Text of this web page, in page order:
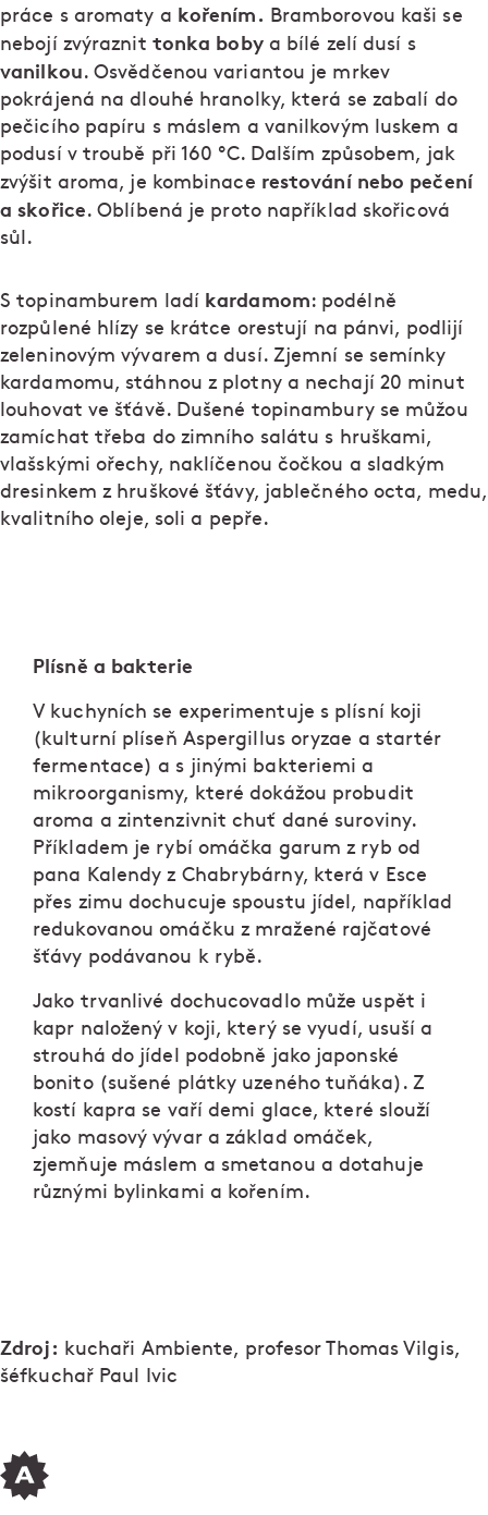
práce s aromaty a kořením. Bramborovou kaši se
nebojí zvýraznit tonka bobya bílé zelí dusí s
vanilkou. Osvědčenou variantou je mrkev
pokrájená na dlouhé hranolky, která se zabalí do
pečicího papíru s máslem a vanilkovým luskem a
podusí v troubě při 160 ºC. Dalším způsobem, jak
zvýšit aroma, je kombinace restování nebo pečení
a skořice. Oblíbená je proto například skořicová
sůl.
S topinamburem ladí kardamom: podélně
rozpůlené hlízy se krátce orestují na pánvi, podlijí
zeleninovým vývarem a dusí. Zjemní se semínky
kardamomu, stáhnou z plotny a nechají 20 minut
louhovat ve šťávě. Dušené topinambury se můžou
zamíchat třeba do zimního salátu s hruškami,
vlašskými ořechy, naklíčenou čočkou a sladkým
dresinkem z hruškové šťávy, jablečného octa, medu,
kvalitního oleje, soli a pepře.
Plísně a bakterie
V kuchyních se experimentuje s plísní koji
(kulturní plíseň Aspergillus oryzae a startér
fermentace) a s jinými bakteriemi a
mikroorganismy, které dokážou probudit
aroma a zintenzivnit chuť dané suroviny.
Příkladem je rybí omáčka garum z ryb od
pana Kalendy z Chabrybárny, která v Esce
přes zimu dochucuje spoustu jídel, například
redukovanou omáčku z mražené rajčatové
šťávy podávanou k rybě.
Jako trvanlivé dochucovadlo může uspět i
kapr naložený v koji, který se vyudí, usuší a
strouhá do jídel podobně jako japonské
bonito (sušené plátky uzeného tuňáka). Z
kostí kapra se vaří demi glace, které slouží
jako masový vývar a základ omáček,
zjemňuje máslem a smetanou a dotahuje
různými bylinkami a kořením.
Zdroj: kuchaři Ambiente, profesor Thomas Vilgis,
šéfkuchař Paul Ivic